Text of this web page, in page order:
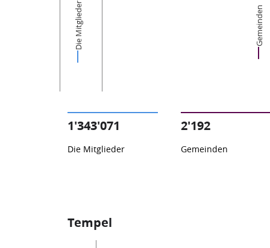
Die Mitglieder Gemeinden
1'343'071
Die Mitglieder
2'192
Gemeinden
Tempel